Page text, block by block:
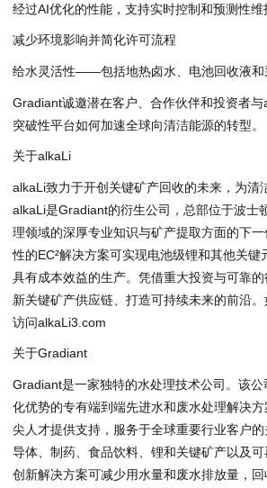
经过AI优化的性能，支持实时控制和预测性维
减少环境影响并简化许可流程
给水灵活性——包括地热卤水、电池回收液和
Gradiant诚邀潜在客户、合作伙伴和投资者与
突破性平台如何加速全球向清洁能源的转型。
关于alkaLi
alkaLi致力于开创关键矿产回收的未来，为清
alkaLi是Gradiant的衍生公司，总部位于波士
理领域的深厚专业知识与矿产提取方面的下
性的EC²解决方案可实现电池级锂和其他关键
具有成本效益的生产。凭借重大投资与可靠
新关键矿产供应链、打造可持续未来的前沿
访问alkaLi3.com
关于Gradiant
Gradiant是一家独特的水处理技术公司。该
化优势的专有端到端先进水和废水处理解决
尖人才提供支持，服务于全球重要行业客户
导体、制药、食品饮料、锂和关键矿产以及
创新解决方案可减少用水量和废水排放量，